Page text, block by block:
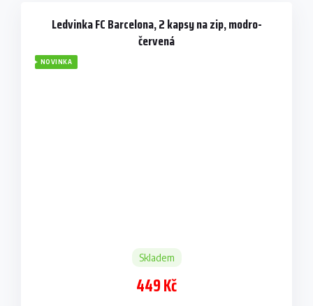
Ledvinka FC Barcelona, 2 kapsy na zip, modro-
červená
NOVINKA
Skladem
449 Kč